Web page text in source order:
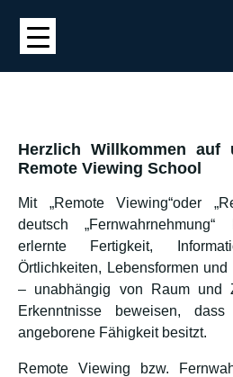
Herzlich Willkommen auf
Remote Viewing School
Mit „Remote Viewing“oder
deutsch
erlernte Fertigkeit,
Örtlichkeiten, Lebensformen
– unabhängig von Raum und
Erkenntnisse beweisen,
angeborene Fähigkeit besitzt.
Remote Viewing bzw.